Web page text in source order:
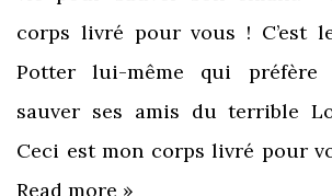
corps livré pour vous ! C’est
Potter lui-même qui
sauver ses amis du terrible
Ceci est mon corps livré pour
Read more »